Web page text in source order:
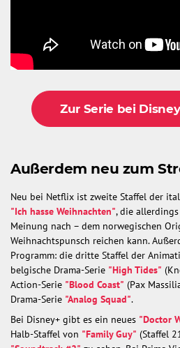
Zur Serie bei
Außerdem neu zum
Neu bei Netflix ist zweite Staffel der
"Ich hasse Weihnachten", die
Meinung nach – dem norwegischen
Weihnachtspunsch reichen kann.
Programm: die dritte Staffel der
belgische Drama-Serie "High Tides"
Action-Serie "Blood Coast" (Pax
Drama-Serie "Analog Squad".
Bei Disney+ gibt es ein neues "Doctor
Halb-Staffel von "Family Guy" (Staffel